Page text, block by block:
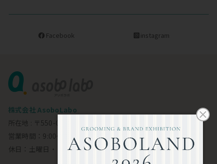
Facebook instagram
株式会社 AsoboLabo
所在地 : 〒550-0002 大阪市西区江戸堀1-23-11 6F
営業時間：9:00～18:00
休日：土曜日・日曜日・祝日